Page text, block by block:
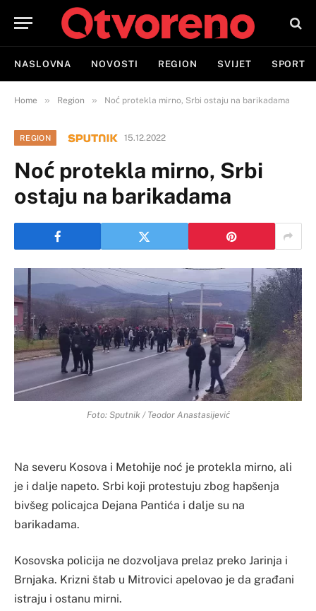
NASLOVNA NOVOSTI REGION SVIJET SPORT
Home » Region » Noć protekla mirno, Srbi ostaju na barikadama
REGION 15.12.2022
Noć protekla mirno, Srbi
ostaju na barikadama
Foto: Sputnik / Teodor Anastasijević
Na severu Kosova i Metohije noć je protekla mirno, ali
je i dalje napeto. Srbi koji protestuju zbog hapšenja
bivšeg policajca Dejana Pantića i dalje su na
barikadama.
Kosovska policija ne dozvoljava prelaz preko Jarinja i
Brnjaka. Krizni štab u Mitrovici apelovao je da građani
istraju i ostanu mirni.